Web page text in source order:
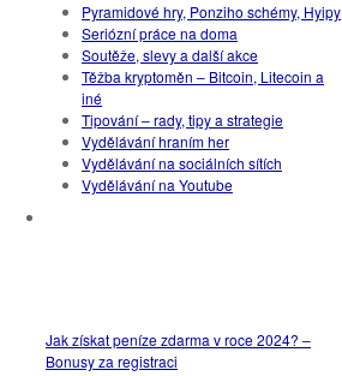
Pyramidové hry, Ponziho schémy, Hyipy
Seriózní práce na doma
Soutěže, slevy a další akce
Těžba kryptoměn – Bitcoin, Litecoin a
iné
Tipování – rady, tipy a strategie
Vydělávání hraním her
Vydělávání na sociálních sítích
Vydělávání na Youtube
Jak získat peníze zdarma v roce 2024? –
Bonusy za registraci